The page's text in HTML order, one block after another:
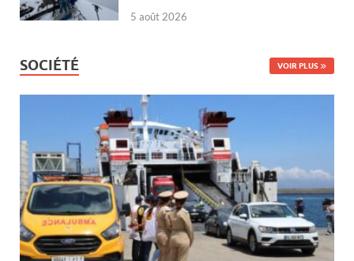
5 août 2026
SOCIÉTÉ VOIR PLUS